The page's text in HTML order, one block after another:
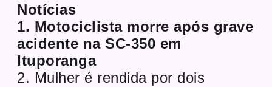
Notícias
1. Motociclista morre após grave
acidente na SC-350 em
Ituporanga
2. Mulher é rendida por dois